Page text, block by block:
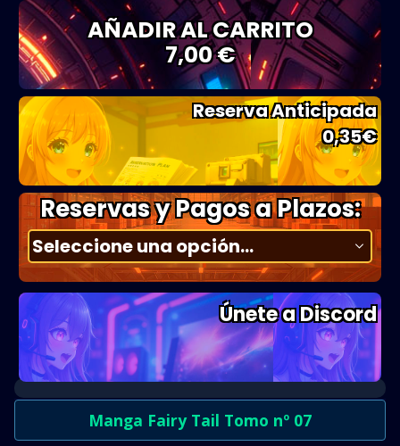
AÑADIR AL CARRITO
7,00 €
Reserva Anticipada
0,35€
Reservas y Pagos a Plazos:
Únete a Discord
Manga Fairy Tail Tomo nº 07